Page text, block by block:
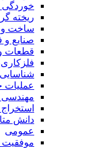
خوردگی
ریخته
ساخت و
صنایع و
قطعات
عملیات
دانش
عمومی
موفقیت